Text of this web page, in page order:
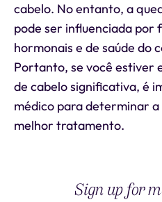
cabelo. No entanto, a
pode ser influenciada por
hormonais e de saúde do
Portanto, se você estiver
de cabelo significativa, é
médico para determinar a
melhor tratamento.
Sign up for